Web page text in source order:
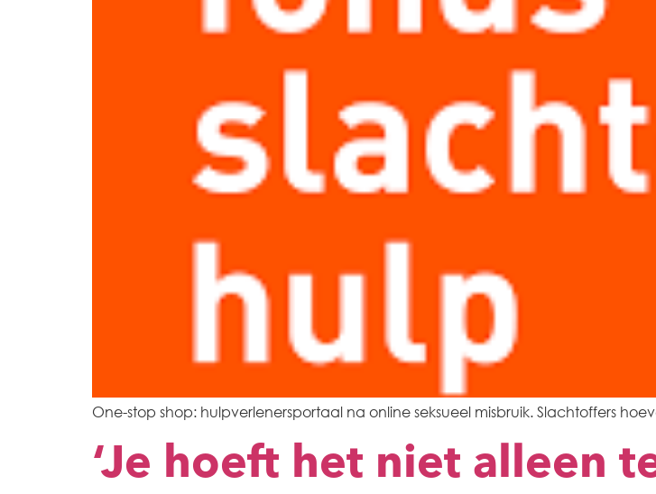
One-stop shop: hulpverlenersportaal na online seksueel misbruik. Slachtoffers
‘Je hoeft het niet alleen